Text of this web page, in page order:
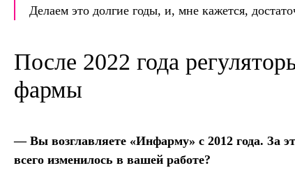
Делаем это долгие годы, и, мне кажется,
После 2022 года
фармы
— Вы возглавляете «Инфарму» с 2012 года. За
всего изменилось в вашей работе?